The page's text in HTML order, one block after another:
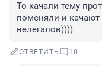
То качали тему
поменяли и качают
нелегалов))))
ОТВЕТИТЬ 10